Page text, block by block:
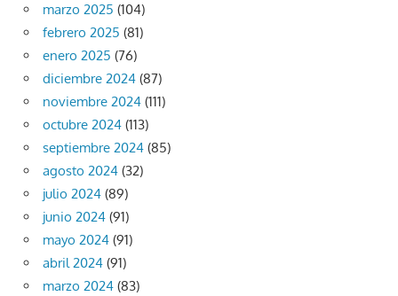
marzo 2025 (104)
febrero 2025 (81)
enero 2025 (76)
diciembre 2024 (87)
noviembre 2024 (111)
octubre 2024 (113)
septiembre 2024 (85)
agosto 2024 (32)
julio 2024 (89)
junio 2024 (91)
mayo 2024 (91)
abril 2024 (91)
marzo 2024 (83)